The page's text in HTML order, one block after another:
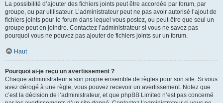
La possibilité d’ajouter des fichiers joints peut être accordée par forum, par
groupe, ou par utilisateur. L’administrateur peut ne pas avoir autorisé l’ajout de
fichiers joints pour le forum dans lequel vous postez, ou peut-être que seul un
groupe peut en joindre. Contactez l’administrateur si vous ne savez pas
pourquoi vous ne pouvez pas ajouter de fichiers joints sur un forum.
Haut
Pourquoi ai-je reçu un avertissement ?
Chaque administrateur a son propre ensemble de règles pour son site. Si vous
avez dérogé à une règle, vous pouvez recevoir un avertissement. Notez que
c’est la décision de l’administrateur, et que phpBB Limited n’est pas concerné